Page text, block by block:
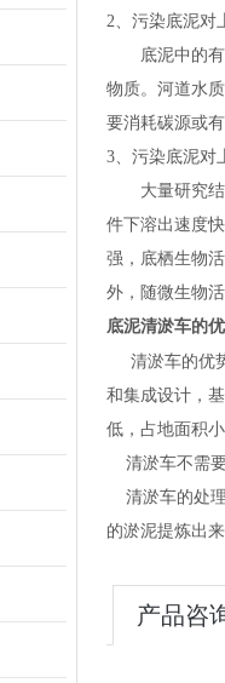
2、污染底泥对
底泥中的有机
物质。河道水
要消耗碳源或
3、污染底泥对
大量研究结
件下溶出速度
强，底栖生物
外，随微生物
底泥清淤车的
清淤车的优
和集成设计，
低，占地面积
清淤车不需要
清淤车的处理
的淤泥提炼出
产品咨